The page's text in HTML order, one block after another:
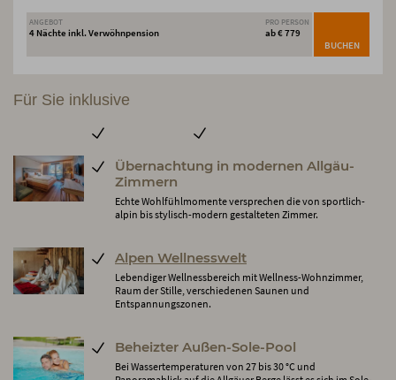
ANGEBOT
4 Nächte inkl. Verwöhnpension
PRO PERSON
ab € 779
BUCHEN
Für Sie inklusive
Übernachtung in modernen Allgäu-
Zimmern
Echte Wohlfühlmomente versprechen die von sportlich-
alpin bis stylisch-modern gestalteten Zimmer.
Alpen Wellnesswelt
Lebendiger Wellnessbereich mit Wellness-Wohnzimmer,
Raum der Stille, verschiedenen Saunen und
Entspannungszonen.
Beheizter Außen-Sole-Pool
Bei Wassertemperaturen von 27 bis 30 °C und